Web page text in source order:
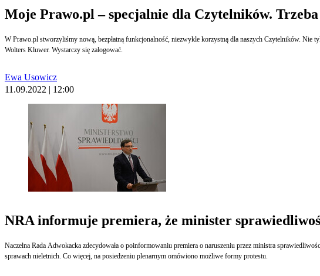
Moje Prawo.pl – specjalnie dla Czytelników.
W Prawo.pl stworzyliśmy nową, bezpłatną funkcjonalność, niezwykle korzystną dla naszych Czytelników. Nie
Wolters Kluwer. Wystarczy się zalogować.
Ewa Usowicz
11.09.2022 | 12:00
NRA informuje premiera, że minister
Naczelna Rada Adwokacka zdecydowała o poinformowaniu premiera o naruszeniu przez ministra
sprawach nieletnich. Co więcej, na posiedzeniu plenarnym omówiono możliwe formy protestu.